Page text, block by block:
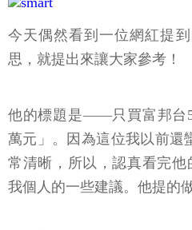
今天偶然看到一位網紅提
思，就提出來讓大家參考！
他的標題是——只買富邦台
萬元」。因為這位我以前還
常清晰，所以，認真看完
我個人的一些建議。他提的